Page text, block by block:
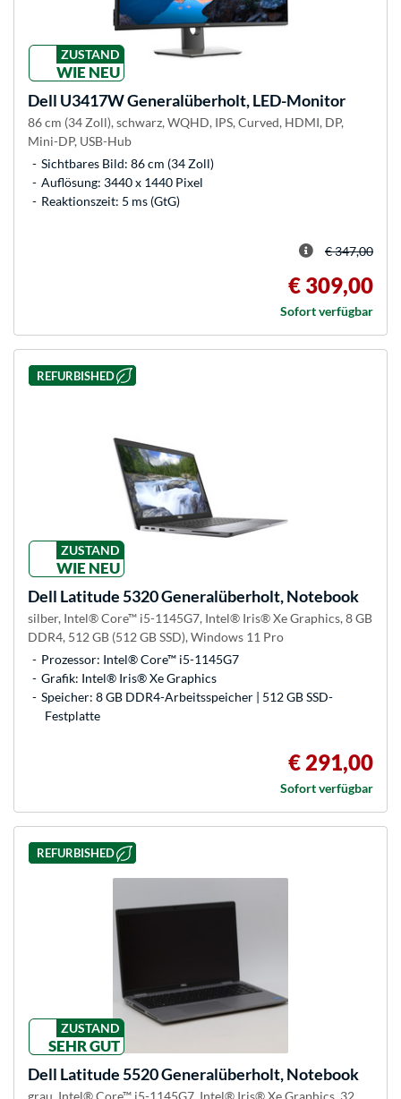
ZUSTAND
WIE NEU
Dell U3417W Generalüberholt, LED-Monitor
86 cm (34 Zoll), schwarz, WQHD, IPS, Curved, HDMI, DP,
Mini-DP, USB-Hub
Sichtbares Bild: 86 cm (34 Zoll)
Auflösung: 3440 x 1440 Pixel
Reaktionszeit: 5 ms (GtG)
€ 347,00
€ 309,00
Sofort verfügbar
REFURBISHED
ZUSTAND
WIE NEU
Dell Latitude 5320 Generalüberholt, Notebook
silber, Intel® Core™ i5-1145G7, Intel® Iris® Xe Graphics, 8 GB
DDR4, 512 GB (512 GB SSD), Windows 11 Pro
Prozessor: Intel® Core™ i5-1145G7
Grafik: Intel® Iris® Xe Graphics
Speicher: 8 GB DDR4-Arbeitsspeicher | 512 GB SSD-
Festplatte
€ 291,00
Sofort verfügbar
REFURBISHED
ZUSTAND
SEHR GUT
Dell Latitude 5520 Generalüberholt, Notebook
grau, Intel® Core™ i5-1145G7, Intel® Iris® Xe Graphics, 32